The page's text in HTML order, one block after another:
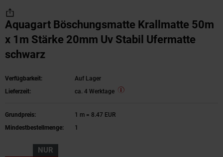
Aquagart Böschungsmatte Krallmatte 50m
x 1m Stärke 20mm Uv Stabil Ufermatte
schwarz
Verfügbarkeit:
Auf Lager
Lieferzeit:
ca. 4 Werktage
Grundpreis:
1 m = 8.47 EUR
Mindestbestellmenge:
1
NUR